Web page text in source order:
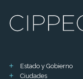
Estado y Gobierno
Ciudades